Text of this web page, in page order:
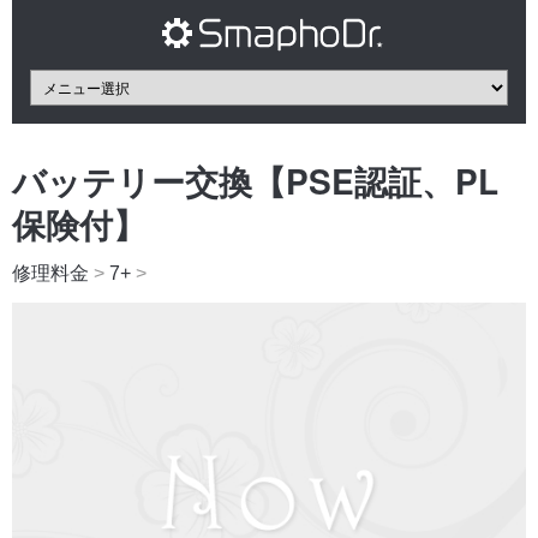
バッテリー交換【PSE認証、PL
保険付】
修理料金 > 7+ >